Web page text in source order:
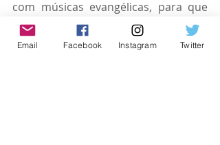
com músicas evangélicas, para que
as crianças possam dançar junto
com as mascotes e aprender de
Email Facebook Instagram Twitter